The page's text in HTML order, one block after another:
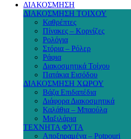
ΔΙΑΚΟΣΜΗΣΗ
ΔΙΑΚΟΣΜΗΣΗ ΤΟΙΧΟΥ
Καθρέπτες
Πίνακες – Κορνίζες
Ρολόγια
Στόρια – Ρόλερ
Ράφια
Διακοσμητικά Τοίχου
Πατάκια Εισόδου
ΔΙΑΚΟΣΜΗΣΗ ΧΩΡΟΥ
Βάζα Επιδαπέδια
Διάφορα Διακοσμητικά
Καλάθια – Μπαούλα
Μαξιλάρια
ΤΕΧΝΗΤΑ ΦΥΤΑ
Αποξηραμένα – Potpouri